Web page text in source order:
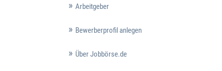
Arbeitgeber
Bewerberprofil anlegen
Über Jobbörse.de